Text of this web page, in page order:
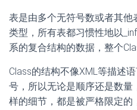
表是由多个无符号数或者其
类型，所有表都习惯性地以
系的复合结构的数据，整个
Class的结构不像XML等描述
号，所以无论是顺序还是数
样的细节，都是被严格限定的